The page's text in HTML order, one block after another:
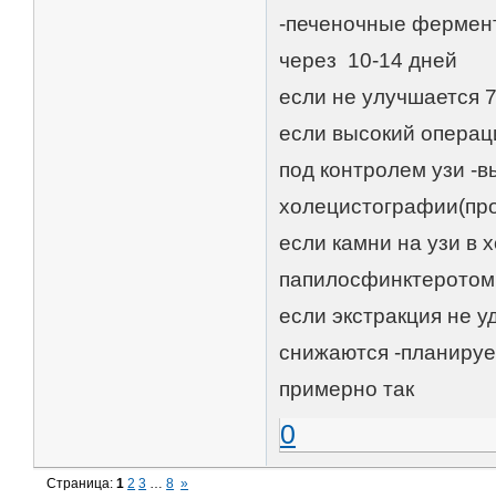
-печеночные
через 10-14 дней
если не улучшается
если высокий
под контролем узи -
если камни на узи в
если экстракция не
снижаются -
примерно так
0
Страница:1 2 3 8 »